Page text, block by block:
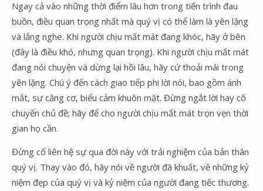
Ngay cả vào những thời điểm lâu hơn trong tiến trình đau
buồn, điều quan trọng nhất mà quý vị có thể làm là yên lặng
và lắng nghe. Khi người chịu mất mát đang khóc, hãy ở bên
(đây là điều khó, nhưng quan trọng). Khi người chịu mất mát
đang nói chuyện và dừng lại hồi lâu, hãy cứ thoải mái trong
yên lặng. Chú ý đến cách giao tiếp phi lời nói, bao gồm ánh
mắt, sự căng cơ, biểu cảm khuôn mặt. Đừng ngắt lời hay cố
chuyển chủ đề; hãy để cho người chịu mất mát trọn vẹn thời
gian họ cần.
Đừng cố liên hệ sự qua đời này với trải nghiệm của bản thân
quý vị. Thay vào đó, hãy nói về người đã khuất, về những kỷ
niệm đẹp của quý vị và kỷ niệm của người đang tiếc thương.